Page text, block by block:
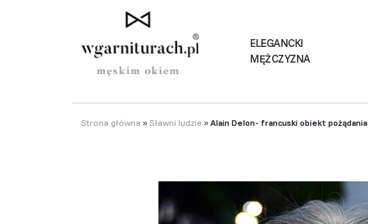
ELEGANCKI
MĘŻCZYZNA
Strona główna » Sławni ludzie » Alain Delon- francuski obiekt pożądania